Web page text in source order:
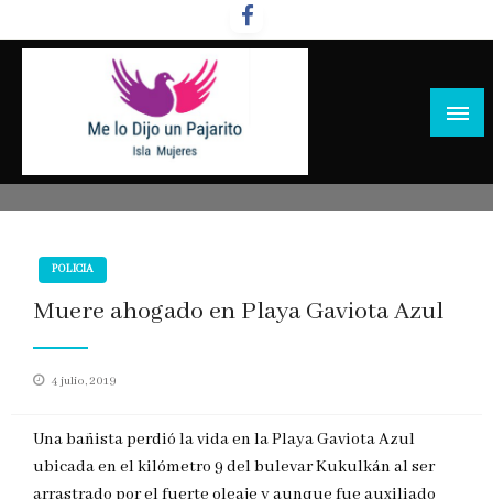
al
POLICIA
Muere ahogado en Playa Gaviota Azul
Publicado
4 julio, 2019
Una bañista perdió la vida en la Playa Gaviota Azul
ubicada en el kilómetro 9 del bulevar Kukulkán al ser
arrastrado por el fuerte oleaje y aunque fue auxiliado